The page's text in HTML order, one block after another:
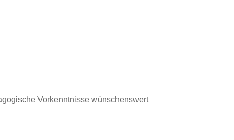
Vorkenntnisse wünschenswert